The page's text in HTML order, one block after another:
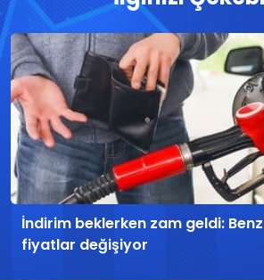
İndirim beklerken zam geldi:
fiyatlar değişiyor